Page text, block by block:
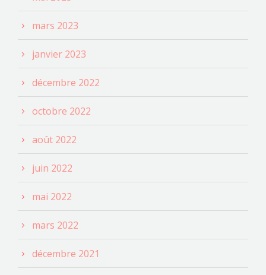
mars 2023
janvier 2023
décembre 2022
octobre 2022
août 2022
juin 2022
mai 2022
mars 2022
décembre 2021